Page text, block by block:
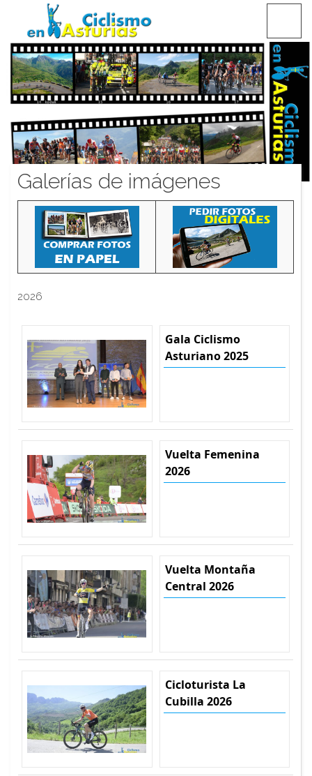
CICLISMO EN ASTURIAS
Galerías de imágenes
2026
Gala Ciclismo
Asturiano 2025
Vuelta Femenina
2026
Vuelta Montaña
Central 2026
Cicloturista La
Cubilla 2026